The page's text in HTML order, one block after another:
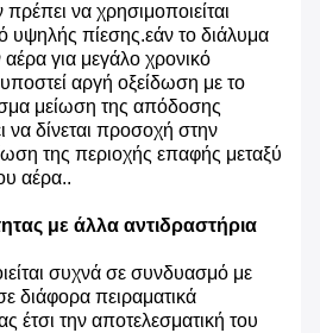
να χρησιμοποιείται
υψηλής πίεσης.εάν το διάλυμα
αέρα για μεγάλο χρονικό
αργή οξείδωση με το
μείωση της απόδοσης
δίνεται προσοχή στην
της περιοχής επαφής μεταξύ
αέρα..
με άλλα αντιδραστήρια
συχνά σε συνδυασμό με
διάφορα πειραματικά
έτσι την αποτελεσματική του